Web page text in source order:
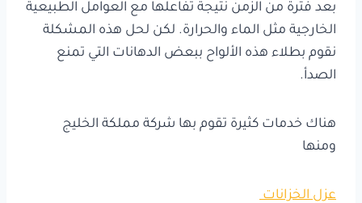
بعد فترة من الزمن نتيجة تفاعلها مع العوامل الطبيعية
الخارجية مثل الماء والحرارة. لكن لحل هذه المشكلة
نقوم بطلاء هذه الألواح ببعض الدهانات التي تمنع
الصدأ.
هناك خدمات كثيرة تقوم بها شركة مملكة الخليج
ومنها
عزل الخزانات